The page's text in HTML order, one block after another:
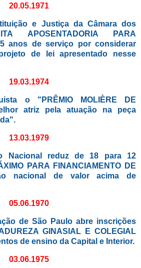
20.05.1971
e Justiça da Câmara dos
APOSENTADORIA PARA
anos de serviço por considerar
de lei apresentado nesse
19.03.1974
o "PRÊMIO MOLIÈRE DE
atriz pela atuação na peça
13.03.1979
Nacional reduz de 18 para 12
PARA FINANCIAMENTO DE
nacional de valor acima de
05.06.1970
de São Paulo abre inscrições
GINASIAL E COLEGIAL
de ensino da Capital e Interior.
03.06.1975